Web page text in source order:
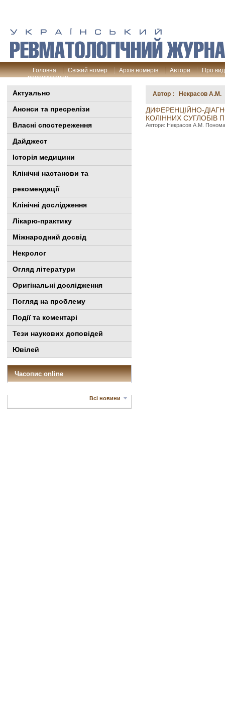
Головна Свіжий номер Архів номерів Автори
Про
рецензування
Актуально
Анонси та пресрелізи
Власні спостереження
Дайджест
Історія медицини
Клінiчні настанови та
рекомендації
Клінічні дослідження
Лікарю-практику
Міжнародний досвід
Некролог
Огляд літератури
Оригінальні дослідження
Погляд на проблему
Події та коментарі
Тези наукових доповідей
Ювілей
Часопис online
Всі новини
Автор : Некрасов А.М.
ДИФЕРЕНЦІЙНО-
КОЛІННИХ СУГЛОБІВ
Автори: Некрасов А.М.